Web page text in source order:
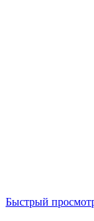
Быстрый